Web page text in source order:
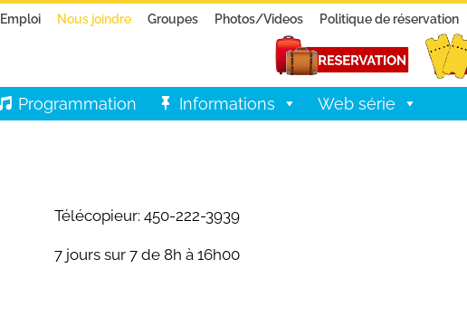
Emploi Nous joindre Groupes Photos/Videos Politique de réservation
Programmation Informations Web série
Télécopieur: 450-222-3939
7 jours sur 7 de 8h à 16h00